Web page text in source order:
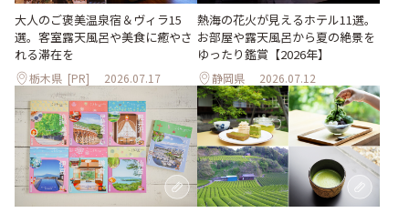
大人のご褒美温泉宿＆ヴィラ15
選。客室露天風呂や美食に癒やさ
れる滞在を
栃木県 [PR] 2026.07.17
熱海の花火が見えるホテル11選。
お部屋や露天風呂から夏の絶景を
ゆったり鑑賞【2026年】
静岡県 2026.07.12